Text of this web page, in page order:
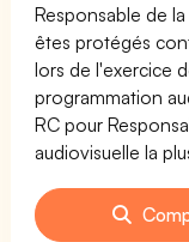
Responsable de
êtes protégés
lors de l'exercice
programmation
RC pour
audiovisuelle la